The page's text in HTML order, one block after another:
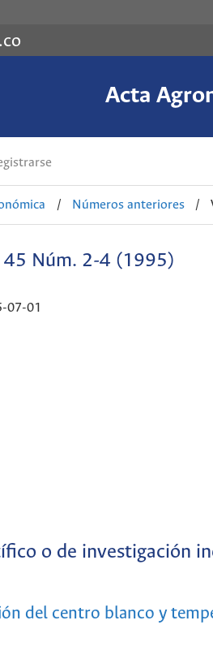
Acta
/ Números anteriores /
45 Núm. 2-4 (1995)
07-01
o de investigación
del centro blanco y